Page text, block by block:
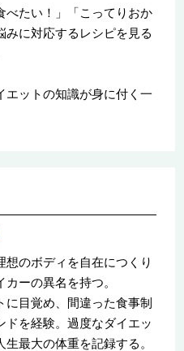
べたい！」「こってりおか
みに対応するレシピを見る
エットの知識が身に付く一
想のボディを自在につくり
ーの異名を持つ。
に目覚め、間違った食事制
ドを経験。過度なダイエッ
最大の体重を記録する。